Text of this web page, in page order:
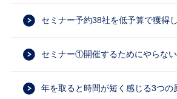
セミナー予約38社を低予算で獲得
セミナー①開催するためにやらな
年を取ると時間が短く感じる3つの